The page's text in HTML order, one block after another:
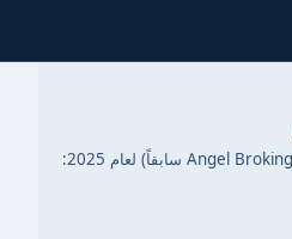
مراجعة وسيط Angel One (Angel Broking سابقاً) لعام 2025: